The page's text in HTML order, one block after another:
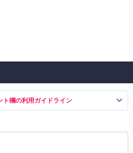
ト欄の利用ガイドライン
場合によってはコメント削除や書き込み制